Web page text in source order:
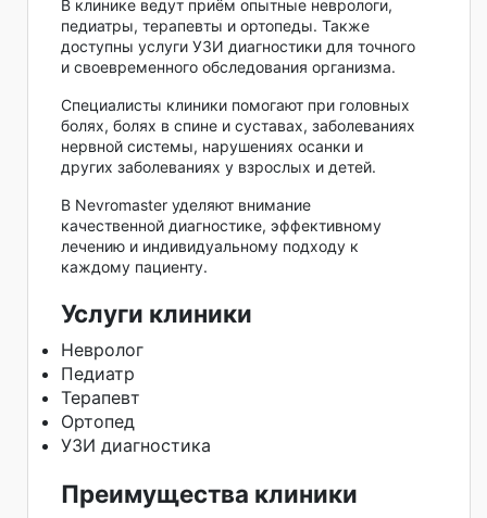
В клинике ведут приём опытные неврологи,
педиатры, терапевты и ортопеды. Также
доступны услуги УЗИ диагностики для точного
и своевременного обследования организма.
Специалисты клиники помогают при головных
болях, болях в спине и суставах, заболеваниях
нервной системы, нарушениях осанки и
других заболеваниях у взрослых и детей.
В Nevromaster уделяют внимание
качественной диагностике, эффективному
лечению и индивидуальному подходу к
каждому пациенту.
Услуги клиники
Невролог
Педиатр
Терапевт
Ортопед
УЗИ диагностика
Преимущества клиники